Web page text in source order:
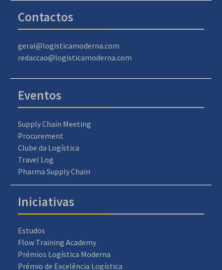
Contactos
geral@logisticamoderna.com
redaccao@logisticamoderna.com
Eventos
Supply Chain Meeting
Procurement
Clube da Logística
Travel Log
Pharma Supply Chain
Iniciativas
Estudos
Flow Training Academy
Prémios Logística Moderna
Prémio de Excelência Logística